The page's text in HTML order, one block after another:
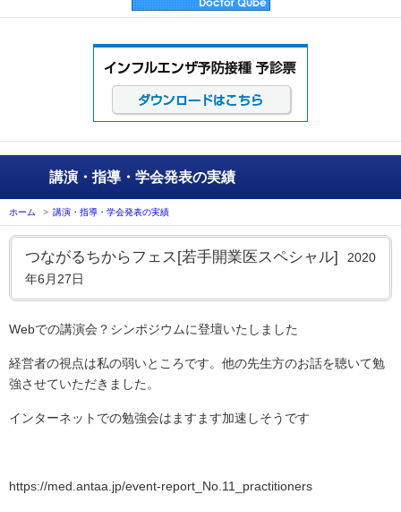
講演・指導・学会発表の実績
ホーム > 講演・指導・学会発表の実績
つながるちからフェス[若手開業医スペシャル]
2020
年6月27日
Webでの講演会？シンポジウムに登壇いたしました
経営者の視点は私の弱いところです。他の先生方のお話を聴いて勉
強させていただきました。
インターネットでの勉強会はますます加速しそうです
https://med.antaa.jp/event-report_No.11_practitioners